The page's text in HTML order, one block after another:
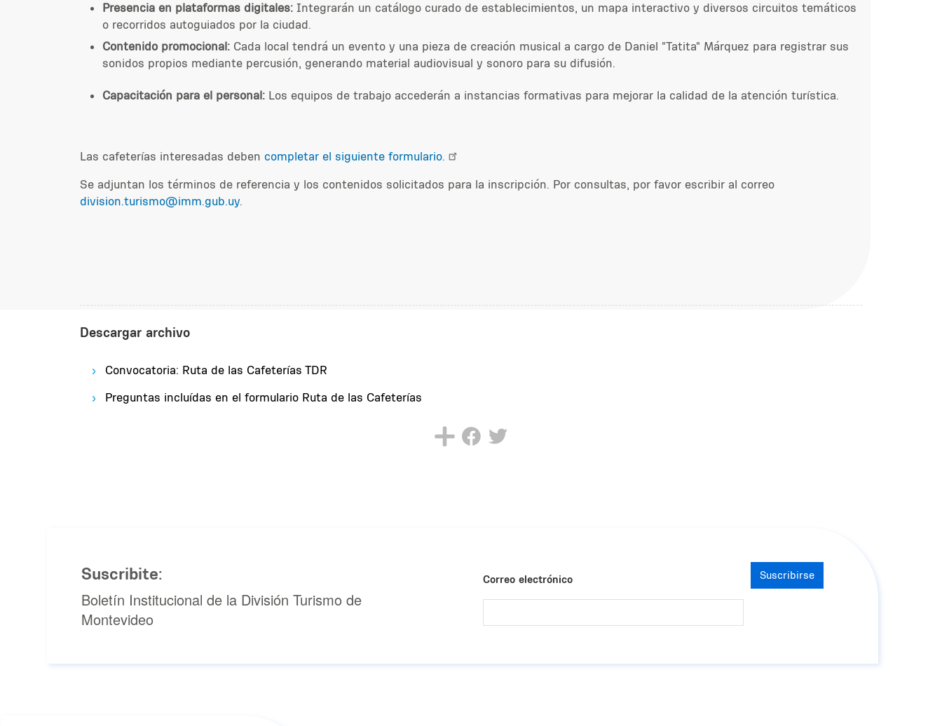
Presencia en plataformas digitales: Integrarán un catálogo curado de establecimientos, un mapa interactivo y diversos circuitos temáticos
o recorridos autoguiados por la ciudad.
Contenido promocional: Cada local tendrá un evento y una pieza de creación musical a cargo de Daniel "Tatita" Márquez para registrar sus
sonidos propios mediante percusión, generando material audiovisual y sonoro para su difusión.
Capacitación para el personal: Los equipos de trabajo accederán a instancias formativas para mejorar la calidad de la atención turística.
Las cafeterías interesadas deben completar el siguiente formulario.
Se adjuntan los términos de referencia y los contenidos solicitados para la inscripción. Por consultas, por favor escribir al correo
division.turismo@imm.gub.uy.
Descargar archivo
Convocatoria: Ruta de las Cafeterías TDR
Preguntas incluídas en el formulario Ruta de las Cafeterías
Suscribite:
Boletín Institucional de la División Turismo de
Montevideo
Correo electrónico Suscribirse